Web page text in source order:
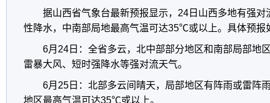
据山西省气象台最新预报显示，24日山西多地有强
性降水，中南部局地最高气温可达35℃或以上。具体预报
6月24日：全省多云，北中部部分地区和南部局部地
雷暴大风、短时强降水等强对流天气。
6月25日：北部多云间晴天，局部地区有阵雨或雷阵
地区最高气温可达35℃或以上。